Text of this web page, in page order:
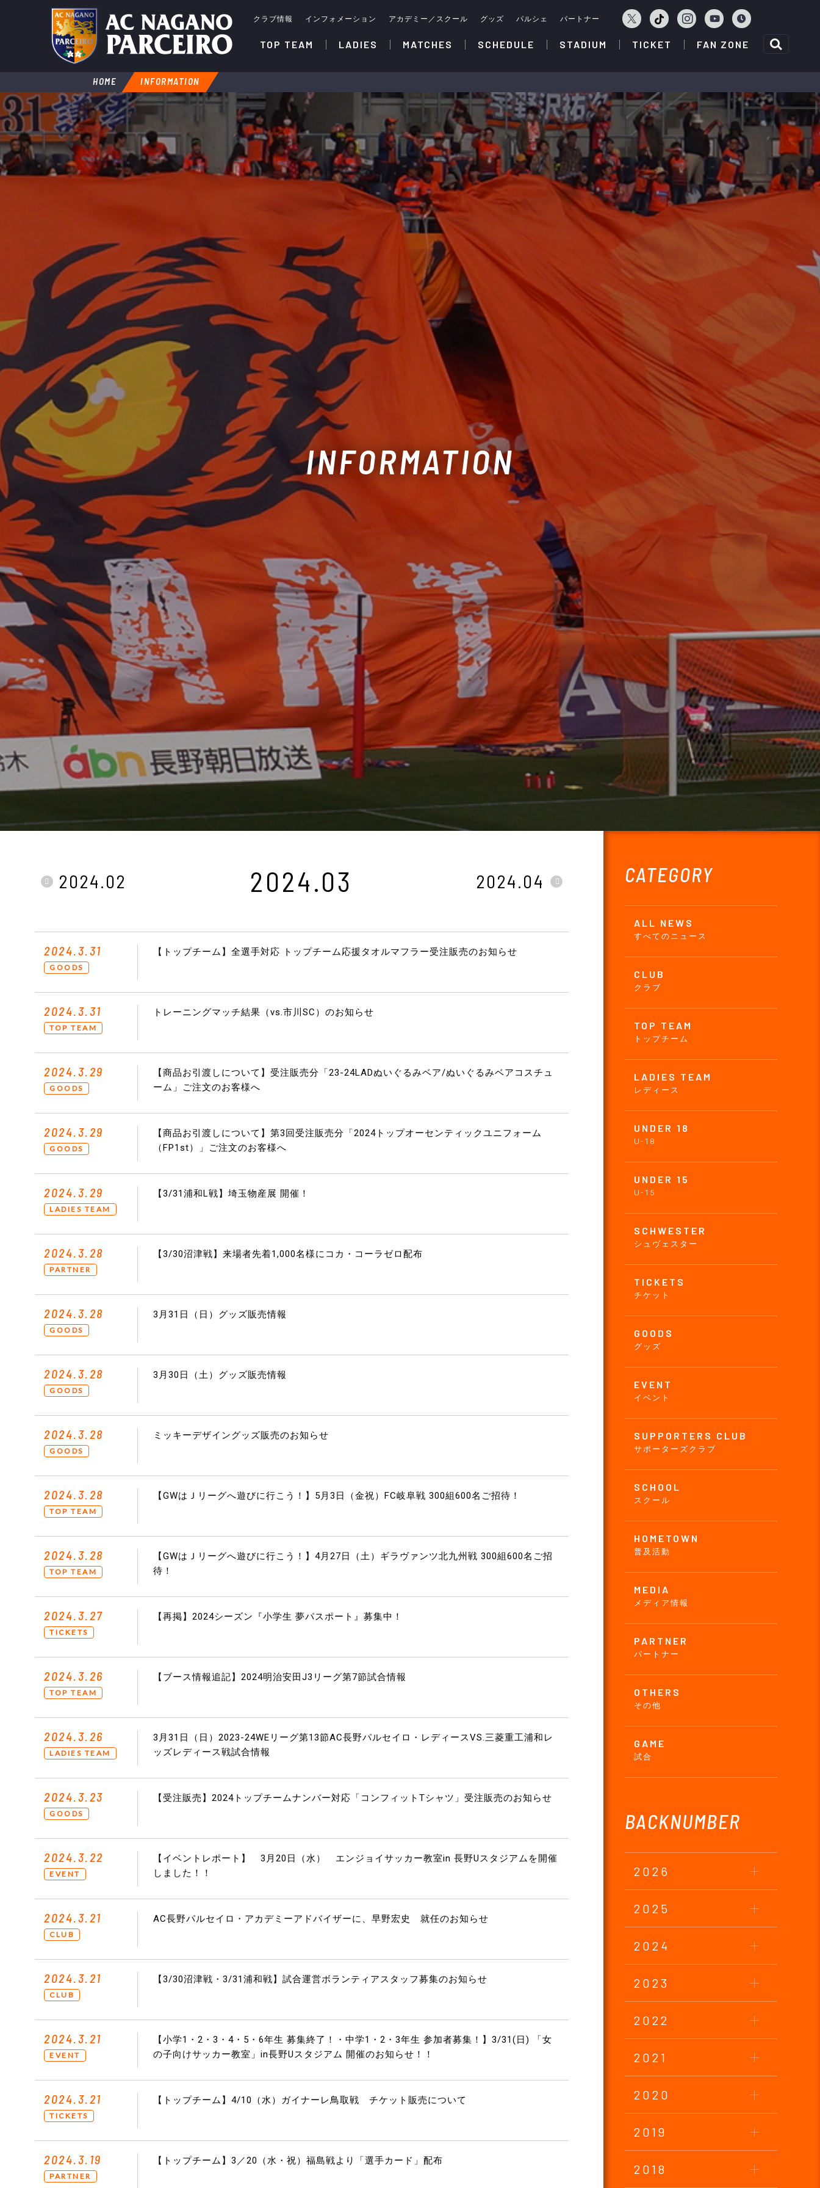
クラブ情報 インフォメーション アカデミー／スクール グッズ パルシェ パートナー
TOP TEAM LADIES MATCHES SCHEDULE STADIUM TICKET FAN ZONE
HOME INFORMATION
INFORMATION
CATEGORY
ALL NEWS
すべてのニュース
CLUB
クラブ
TOP TEAM
トップチーム
LADIES TEAM
レディース
UNDER 18
U-18
UNDER 15
U-15
SCHWESTER
シュヴェスター
TICKETS
チケット
GOODS
グッズ
EVENT
イベント
SUPPORTERS CLUB
サポーターズクラブ
SCHOOL
スクール
HOMETOWN
普及活動
MEDIA
メディア情報
PARTNER
パートナー
OTHERS
その他
GAME
試合
BACKNUMBER
2026
2025
2024
2023
2022
2021
2020
2019
2018
2024.02 2024.03 2024.04
2024.3.31
GOODS
【トップチーム】全選手対応 トップチーム応援タオルマフラー受注販売のお知らせ
2024.3.31
TOP TEAM
トレーニングマッチ結果（vs.市川SC）のお知らせ
2024.3.29
GOODS
【商品お引渡しについて】受注販売分「23-24LADぬいぐるみベア/ぬいぐるみベアコスチュ
ーム」ご注文のお客様へ
2024.3.29
GOODS
【商品お引渡しについて】第3回受注販売分「2024トップオーセンティックユニフォーム
（FP1st）」ご注文のお客様へ
2024.3.29
LADIES TEAM
【3/31浦和L戦】埼玉物産展 開催！
2024.3.28
PARTNER
【3/30沼津戦】来場者先着1,000名様にコカ・コーラゼロ配布
2024.3.28
GOODS
3月31日（日）グッズ販売情報
2024.3.28
GOODS
3月30日（土）グッズ販売情報
2024.3.28
GOODS
ミッキーデザイングッズ販売のお知らせ
2024.3.28
TOP TEAM
【GWはＪリーグへ遊びに行こう！】5月3日（金祝）FC岐阜戦 300組600名ご招待！
2024.3.28
TOP TEAM
【GWはＪリーグへ遊びに行こう！】4月27日（土）ギラヴァンツ北九州戦 300組600名ご招
待！
2024.3.27
TICKETS
【再掲】2024シーズン『小学生 夢パスポート』募集中！
2024.3.26
TOP TEAM
【ブース情報追記】2024明治安田J3リーグ第7節試合情報
2024.3.26
LADIES TEAM
3月31日（日）2023-24WEリーグ第13節AC長野パルセイロ・レディースVS.三菱重工浦和レ
ッズレディース戦試合情報
2024.3.23
GOODS
【受注販売】2024トップチームナンバー対応「コンフィットTシャツ」受注販売のお知らせ
2024.3.22
EVENT
【イベントレポート】 3月20日（水） エンジョイサッカー教室in 長野Uスタジアムを開催
しました！！
2024.3.21
CLUB
AC長野パルセイロ・アカデミーアドバイザーに、早野宏史 就任のお知らせ
2024.3.21
CLUB
【3/30沼津戦・3/31浦和戦】試合運営ボランティアスタッフ募集のお知らせ
2024.3.21
EVENT
【小学1・2・3・4・5・6年生 募集終了！・中学1・2・3年生 参加者募集！】3/31(日) 「女
の子向けサッカー教室」in長野Uスタジアム 開催のお知らせ！！
2024.3.21
TICKETS
【トップチーム】4/10（水）ガイナーレ鳥取戦 チケット販売について
2024.3.19
PARTNER
【トップチーム】3／20（水・祝）福島戦より「選手カード」配布